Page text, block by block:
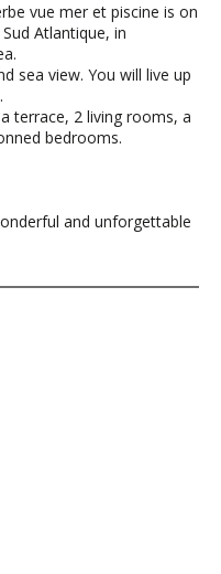
vue mer et piscine is on
Atlantique, in
sea view. You will live up
terrace, 2 living rooms, a
bedrooms.
and unforgettable